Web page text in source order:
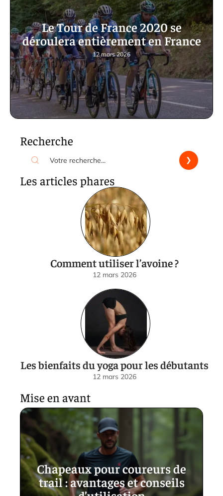
Le Tour de France 2020 se
déroulera entièrement en France
12 mars 2026
Recherche
Les articles phares
Comment utiliser l’avoine ?
12 mars 2026
Les bienfaits du yoga pour les débutants
12 mars 2026
Mise en avant
Chapeaux pour coureurs de
trail : avantages et conseils